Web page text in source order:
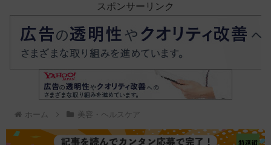
スポンサーリンク
ホーム 美容・ヘルスケア